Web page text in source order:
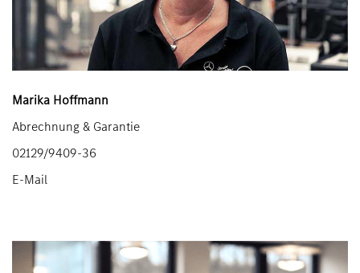
Marika Hoffmann
Abrechnung & Garantie
02129/9409-36
E-Mail